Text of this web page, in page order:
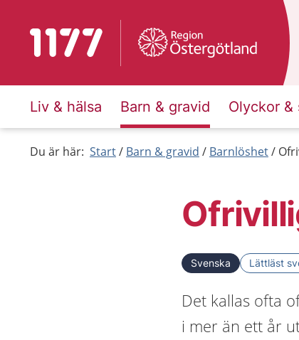
Till startsidan för 1177
Liv & hälsa Barn & gravid Olyckor &
Du är här: Start Barn & gravid Barnlöshet
Svenska Lättläst
Det kallas ofta
i mer än ett år